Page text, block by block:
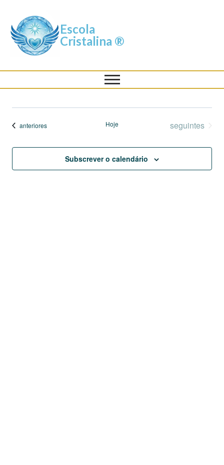
Escola
Cristalina ®
Eventos
anteriores Hoje Eventos
seguintes
Subscrever o calendário